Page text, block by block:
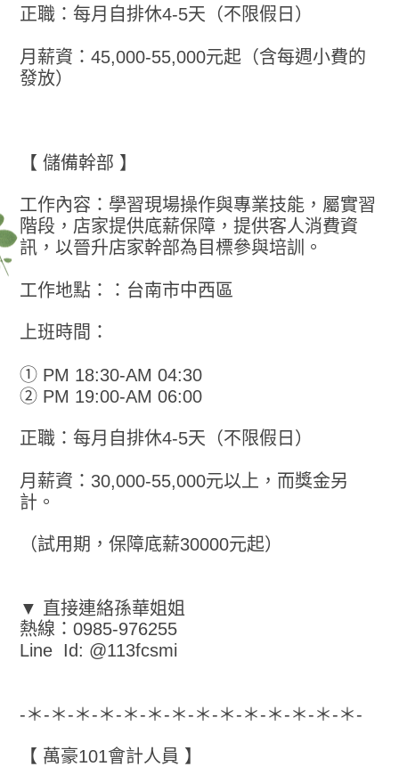
正職：每月自排休4-5天（不限假日）
月薪資：45,000-55,000元起（含每週小費的
發放）
【 儲備幹部 】
工作內容：學習現場操作與專業技能，屬實習
階段，店家提供底薪保障，提供客人消費資
訊，以晉升店家幹部為目標參與培訓。
工作地點：：台南市中西區
上班時間：
① PM 18:30-AM 04:30
② PM 19:00-AM 06:00
正職：每月自排休4-5天（不限假日）
月薪資：30,000-55,000元以上，而獎金另
計。
（試用期，保障底薪30000元起）
▼ 直接連絡孫華姐姐
熱線：0985-976255
Line Id: @113fcsmi
-＊-＊-＊-＊-＊-＊-＊-＊-＊-＊-＊-＊-＊-＊-
【 萬豪101會計人員 】